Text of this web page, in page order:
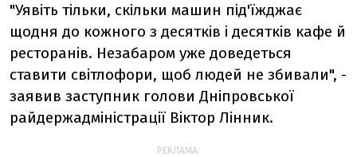
"Уявіть тільки, скільки машин під'їжджає
щодня до кожного з десятків і десятків кафе й
ресторанів. Незабаром уже доведеться
ставити світлофори, щоб людей не збивали", -
заявив заступник голови Дніпровської
райдержадміністрації Віктор Лінник.
РЕКЛАМА: